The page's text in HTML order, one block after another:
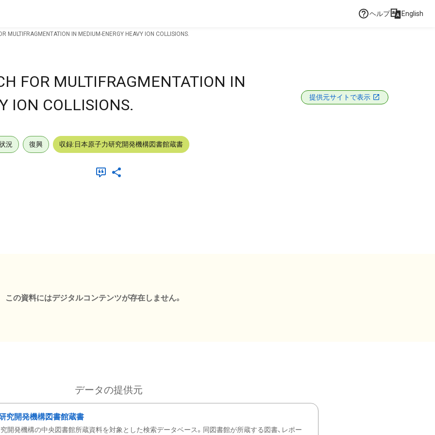
ヘルプ English
MULTIFRAGMENTATION IN MEDIUM-ENERGY HEAVY ION COLLISIONS.
FOR MULTIFRAGMENTATION IN
ION COLLISIONS.
提供元サイトで表示
況 復興 収録:日本原子力研究開発機構図書館蔵書
この資料にはデジタルコンテンツが存在しません。
データの提供元
究開発機構図書館蔵書
開発機構の中央図書館所蔵資料を対象とした検索データベース。同図書館が所蔵する図書、レポー